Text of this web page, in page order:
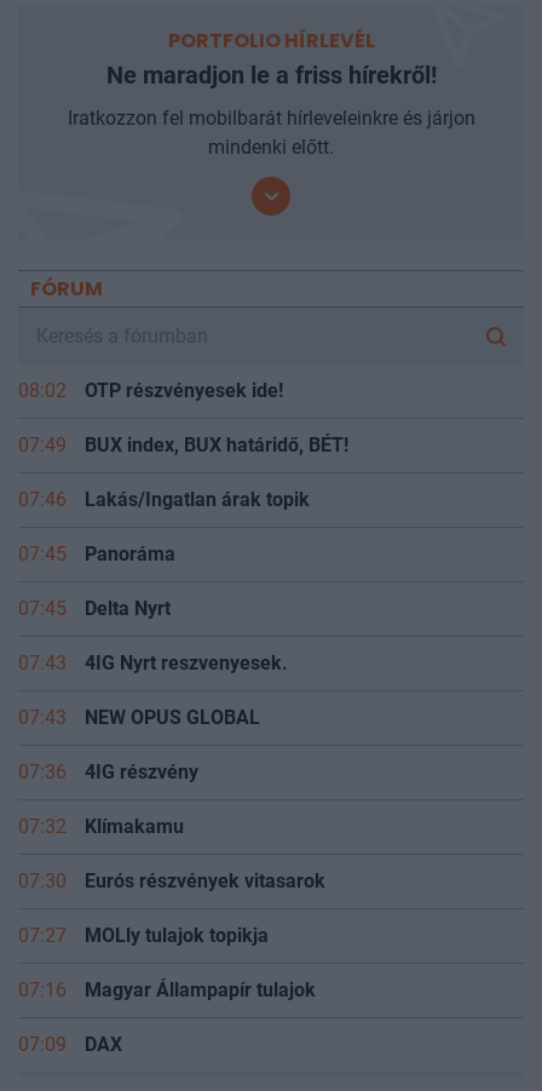
PORTFOLIO HÍRLEVÉL
Ne maradjon le a friss hírekről!
Iratkozzon fel mobilbarát hírleveleinkre és járjon
mindenki előtt.
FÓRUM
08:02 OTP részvényesek ide!
07:49 BUX index, BUX határidő, BÉT!
07:46 Lakás/Ingatlan árak topik
07:45 Panoráma
07:45 Delta Nyrt
07:43 4IG Nyrt reszvenyesek.
07:43 NEW OPUS GLOBAL
07:36 4IG részvény
07:32 Klímakamu
07:30 Eurós részvények vitasarok
07:27 MOLly tulajok topikja
07:16 Magyar Állampapír tulajok
07:09 DAX